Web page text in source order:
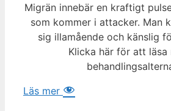
Migrän innebär en kraftigt
som kommer i attacker. Man
sig illamående och känslig
Klicka här för att läsa
Läs mer